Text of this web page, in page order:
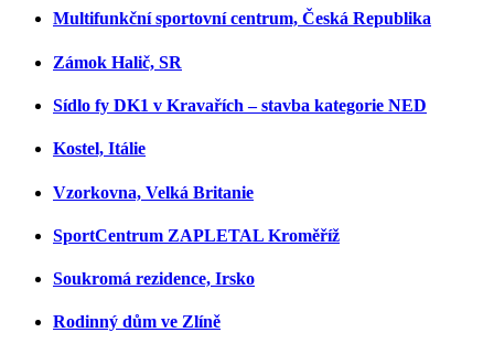
Multifunkční sportovní centrum, Česká Republika
Zámok Halič, SR
Sídlo fy DK1 v Kravařích – stavba kategorie NED
Kostel, Itálie
Vzorkovna, Velká Britanie
SportCentrum ZAPLETAL Kroměříž
Soukromá rezidence, Irsko
Rodinný dům ve Zlíně